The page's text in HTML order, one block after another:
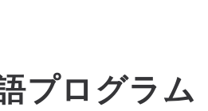
プログラム